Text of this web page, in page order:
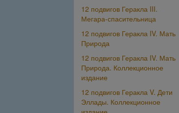
12 подвигов Геракла III.
Мегара-спасительница
12 подвигов Геракла IV. Мать
Природа
12 подвигов Геракла IV. Мать
Природа. Коллекционное
издание
12 подвигов Геракла V. Дети
Эллады. Коллекционное